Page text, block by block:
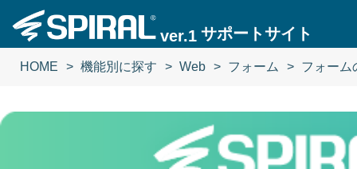
ver.1 サポートサイト
HOME 機能別に探す Web フォーム フォーム